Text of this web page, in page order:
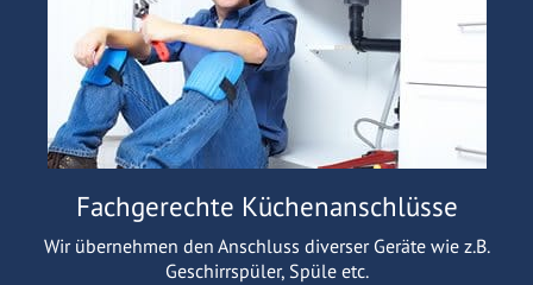
Fachgerechte Küchenanschlüsse
Wir übernehmen den Anschluss diverser Geräte wie z.B.
Geschirrspüler, Spüle etc.